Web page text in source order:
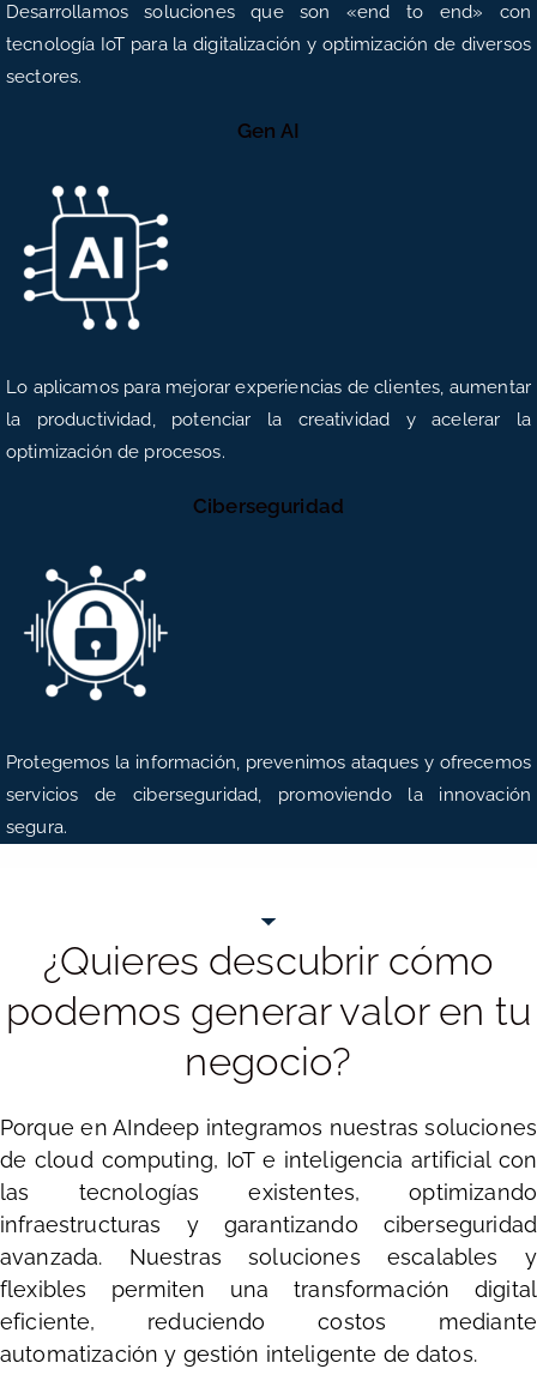
Desarrollamos soluciones que son «end to end» con
tecnología IoT para la digitalización y optimización de diversos
sectores.
Gen AI
Lo aplicamos para mejorar experiencias de clientes, aumentar
la productividad, potenciar la creatividad y acelerar la
optimización de procesos.
Ciberseguridad
Protegemos la información, prevenimos ataques y ofrecemos
servicios de ciberseguridad, promoviendo la innovación
segura.
¿Quieres descubrir cómo
podemos generar valor en tu
negocio?
Porque en AIndeep integramos nuestras soluciones
de cloud computing, IoT e inteligencia artificial con
las tecnologías existentes, optimizando
infraestructuras y garantizando ciberseguridad
avanzada. Nuestras soluciones escalables y
flexibles permiten una transformación digital
eficiente, reduciendo costos mediante
automatización y gestión inteligente de datos.